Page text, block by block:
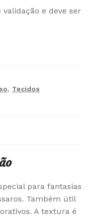
e deve ser
, Tecidos
para fantasias
Também útil
A textura é